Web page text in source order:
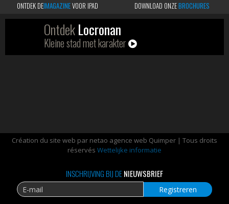
ONTDEK DEIMAGAZINEVOOR IPAD DOWNLOAD ONZEBROCHURES
OntdekLocronan
Kleine stad met karakter
Création du site web par netao agence web Quimper | Tous droits
réservés Wettelijke informatie
INSCHRIJVING BIJ DENIEUWSBRIEF